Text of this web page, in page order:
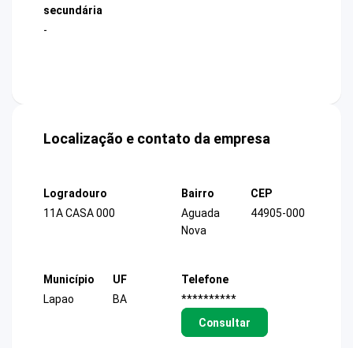
secundária
-
Localização e contato da empresa
Logradouro
11A CASA 000
Bairro
Aguada
Nova
CEP
44905-000
Município
Lapao
UF
BA
Telefone
**********
Consultar